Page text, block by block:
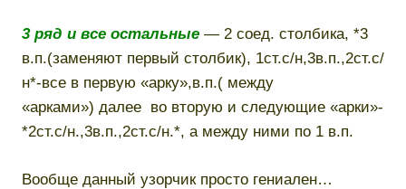
3 ряд и все остальные — 2 соед. столбика, *3
в.п.(заменяют первый столбик), 1ст.с/н,3в.п.,2ст.с/
н*-все в первую «арку»,в.п.( между
«арками») далее во вторую и следующие «арки»-
*2ст.с/н.,3в.п.,2ст.с/н.*, а между ними по 1 в.п.
Вообще данный узорчик просто гениален…